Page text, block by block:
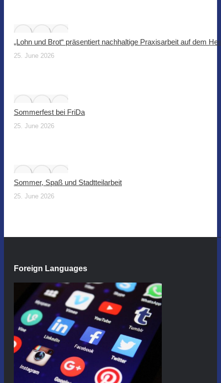
„Lohn und Brot“ präsentiert nachhaltige Praxisarbeit auf dem
25. June 2026
Sommerfest bei FriDa
25. June 2026
Sommer, Spaß und Stadtteilarbeit
25. June 2026
Foreign Languages